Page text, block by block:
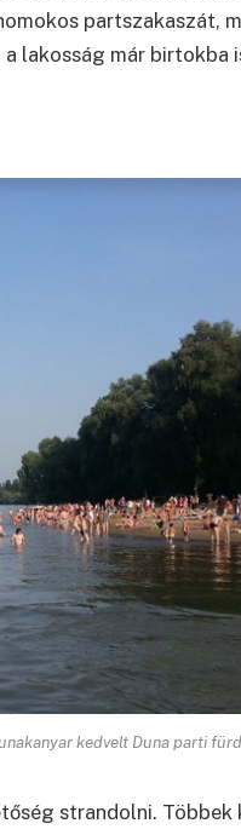
partszakaszát,
lakosság már birtokba
kedvelt Duna parti
strandolni.